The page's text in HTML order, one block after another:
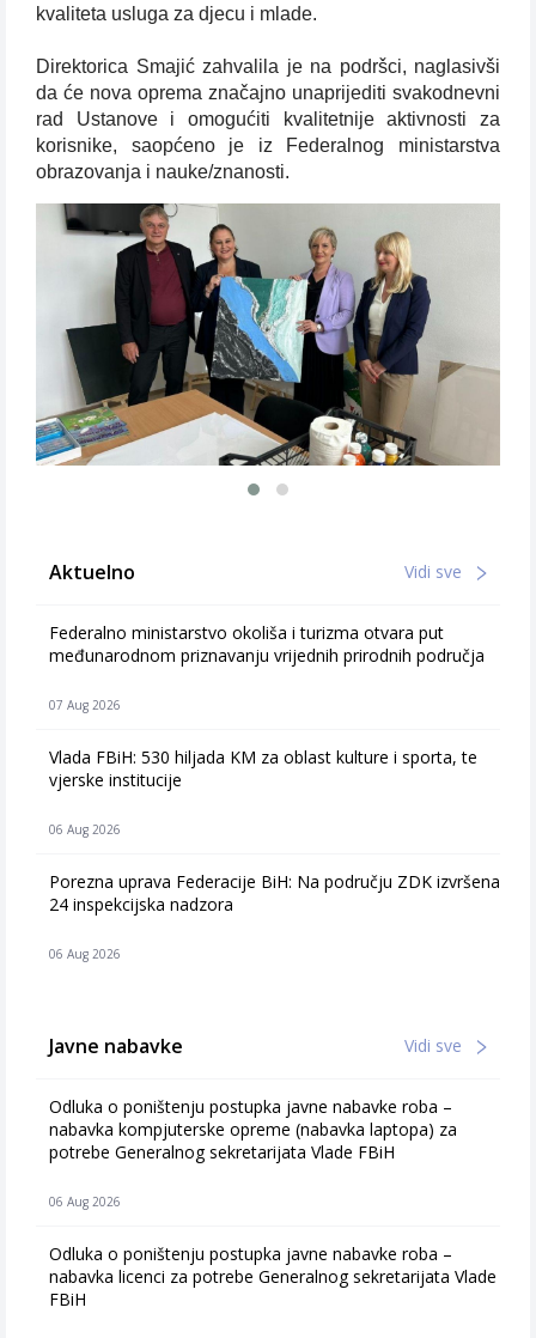
kvaliteta usluga za djecu i mlade.
Direktorica Smajić zahvalila je na podršci, naglasivši
da će nova oprema značajno unaprijediti svakodnevni
rad Ustanove i omogućiti kvalitetnije aktivnosti za
korisnike, saopćeno je iz Federalnog ministarstva
obrazovanja i nauke/znanosti.
Aktuelno Vidi sve
Federalno ministarstvo okoliša i turizma otvara put
međunarodnom priznavanju vrijednih prirodnih područja
07 Aug 2026
Vlada FBiH: 530 hiljada KM za oblast kulture i sporta, te
vjerske institucije
06 Aug 2026
Porezna uprava Federacije BiH: Na području ZDK izvršena
24 inspekcijska nadzora
06 Aug 2026
Javne nabavke Vidi sve
Odluka o poništenju postupka javne nabavke roba –
nabavka kompjuterske opreme (nabavka laptopa) za
potrebe Generalnog sekretarijata Vlade FBiH
06 Aug 2026
Odluka o poništenju postupka javne nabavke roba –
nabavka licenci za potrebe Generalnog sekretarijata Vlade
FBiH